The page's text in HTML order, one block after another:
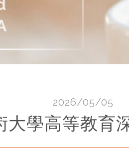
2026/05/05
大學高等教育